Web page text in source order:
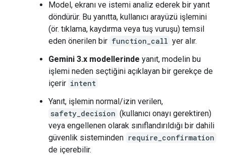
Model, ekranı ve istemi analiz ederek bir yanıt
döndürür. Bu yanıtta, kullanıcı arayüzü işlemini
(ör. tıklama, kaydırma veya tuş vuruşu) temsil
eden önerilen bir function_call yer alır.
Gemini 3.x modellerinde yanıt, modelin bu
işlemi neden seçtiğini açıklayan bir gerekçe de
içerir intent
Yanıt, işlemin normal/izin verilen,
safety_decision (kullanıcı onayı gerektiren)
veya engellenen olarak sınıflandırıldığı bir dahili
güvenlik sisteminden require_confirmation
de içerebilir.